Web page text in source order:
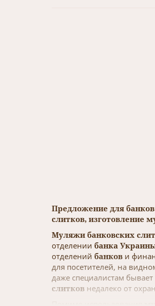
Предложение для
слитков, изготовление
Муляжи банковских
отделении банка
отделений банков и
для посетителей, на
даже специалистам
слитков недалеко от